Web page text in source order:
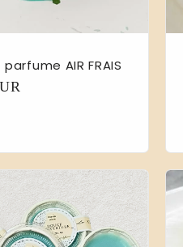
AIR FRAIS